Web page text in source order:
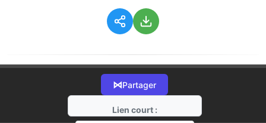
⋈Partager
Lien court :